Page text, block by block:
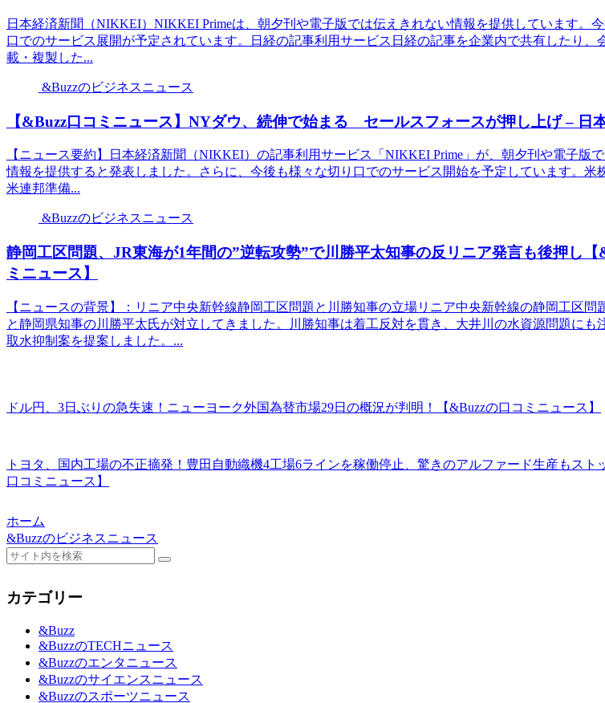
日本経済新聞（NIKKEI）NIKKEI Primeは、朝夕刊や電子版では伝えきれない情報を提供しています。
口でのサービス展開が予定されています。日経の記事利用サービス日経の記事を企業内で共有したり、
載・複製した...
&Buzzのビジネスニュース
【&Buzz口コミニュース】NYダウ、続伸で始まる セールスフォースが押し上げ – 日
【ニュース要約】日本経済新聞（NIKKEI）の記事利用サービス「NIKKEI Prime」が、朝夕刊や電子版
情報を提供すると発表しました。さらに、今後も様々な切り口でのサービス開始を予定しています。米
米連邦準備...
&Buzzのビジネスニュース
静岡工区問題、JR東海が1年間の”逆転攻勢”で川勝平太知事の反リニア発言も後押し【
ミニュース】
【ニュースの背景】：リニア中央新幹線静岡工区問題と川勝知事の立場リニア中央新幹線の静岡工区問
と静岡県知事の川勝平太氏が対立してきました。川勝知事は着工反対を貫き、大井川の水資源問題にも
取水抑制案を提案しました。...
ドル円、3日ぶりの急失速！ニューヨーク外国為替市場29日の概況が判明！【&Buzzの口コミニュース】
トヨタ、国内工場の不正摘発！豊田自動織機4工場6ラインを稼働停止、驚きのアルファード生産もスト
口コミニュース】
ホーム
&Buzzのビジネスニュース
カテゴリー
&Buzz
&BuzzのTECHニュース
&Buzzのエンタニュース
&Buzzのサイエンスニュース
&Buzzのスポーツニュース